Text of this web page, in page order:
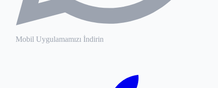
Mobil Uygulamamızı İndirin